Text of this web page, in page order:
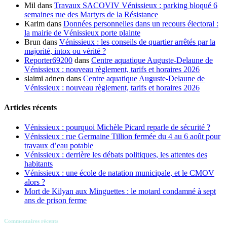
Mil dans Travaux SACOVIV Vénissieux : parking bloqué 6
semaines rue des Martyrs de la Résistance
Karim dans Données personnelles dans un recours électoral :
la mairie de Vénissieux porte plainte
Brun dans Vénissieux : les conseils de quartier arrêtés par la
majorité, intox ou vérité ?
Reporter69200 dans Centre aquatique Auguste-Delaune de
Vénissieux : nouveau règlement, tarifs et horaires 2026
slaimi adnen dans Centre aquatique Auguste-Delaune de
Vénissieux : nouveau règlement, tarifs et horaires 2026
Articles récents
Vénissieux : pourquoi Michèle Picard reparle de sécurité ?
Vénissieux : rue Germaine Tillion fermée du 4 au 6 août pour
travaux d’eau potable
Vénissieux : derrière les débats politiques, les attentes des
habitants
Vénissieux : une école de natation municipale, et le CMOV
alors ?
Mort de Kilyan aux Minguettes : le motard condamné à sept
ans de prison ferme
Commentaires récents